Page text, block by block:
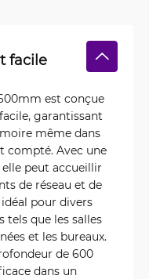
facile
est conçue
garantissant
même dans
compté. Avec une
peut accueillir
de réseau et de
pour divers
tels que les salles
et les bureaux.
de 600
dans un